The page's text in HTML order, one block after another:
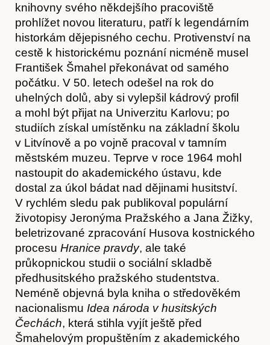
knihovny svého někdejšího pracoviště
prohlížet novou literaturu, patří k legendárním
historkám dějepisného cechu. Protivenství na
cestě k historickému poznání nicméně musel
František Šmahel překonávat od samého
počátku. V 50. letech odešel na rok do
uhelných dolů, aby si vylepšil kádrový profil
a mohl být přijat na Univerzitu Karlovu; po
studiích získal umístěnku na základní školu
v Litvínově a po vojně pracoval v tamním
městském muzeu. Teprve v roce 1964 mohl
nastoupit do akademického ústavu, kde
dostal za úkol bádat nad dějinami husitství.
V rychlém sledu pak publikoval populární
životopisy Jeronýma Pražského a Jana Žižky,
beletrizované zpracování Husova kostnického
procesu Hranice pravdy, ale také
průkopnickou studii o sociální skladbě
předhusitského pražského studentstva.
Neméně objevná byla kniha o středověkém
nacionalismu Idea národa v husitských
Čechách, která stihla vyjít ještě před
Šmahelovým propuštěním z akademického